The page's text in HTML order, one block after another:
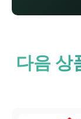
다음 상